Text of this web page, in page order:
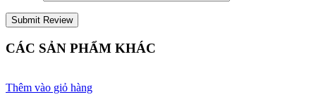
CÁC SẢN PHẨM KHÁC
Thêm vào giỏ hàng